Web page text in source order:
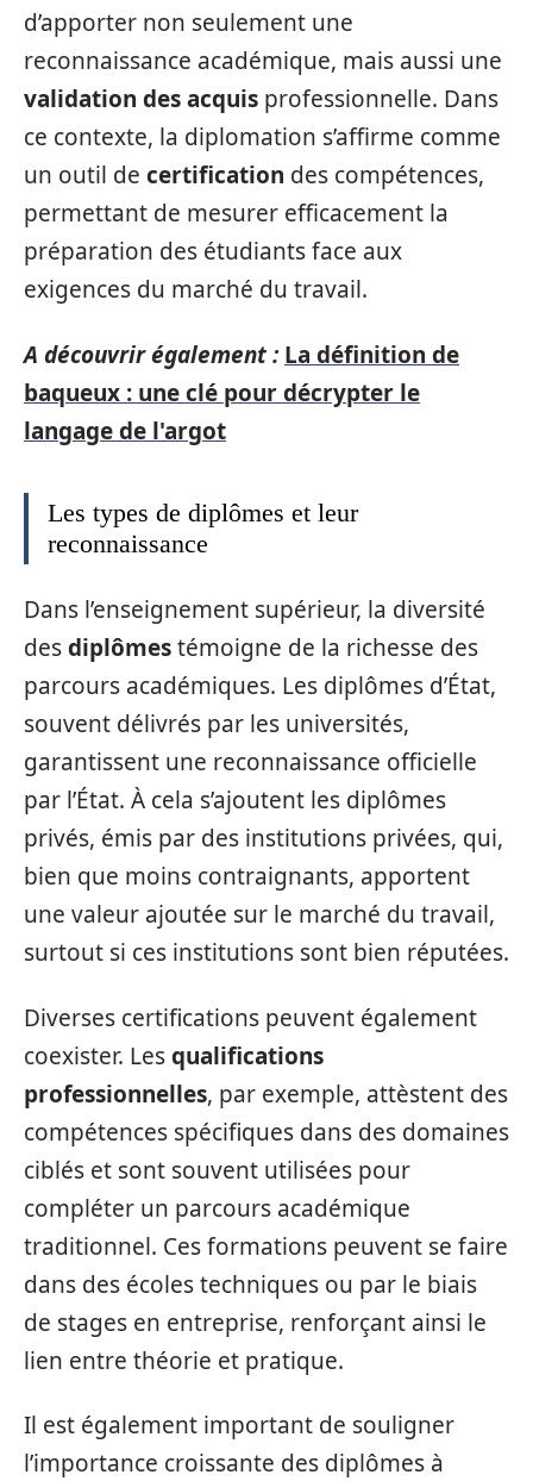
d’apporter non seulement une
reconnaissance académique, mais aussi une
validation des acquis professionnelle. Dans
ce contexte, la diplomation s’affirme comme
un outil de certification des compétences,
permettant de mesurer efficacement la
préparation des étudiants face aux
exigences du marché du travail.
A découvrir également : La définition de
baqueux : une clé pour décrypter le
langage de l'argot
Les types de diplômes et leur
reconnaissance
Dans l’enseignement supérieur, la diversité
desdiplômestémoigne de la richesse des
parcours académiques. Les diplômes d’État,
souvent délivrés par les universités,
garantissent une reconnaissance officielle
par l’État. À cela s’ajoutent les diplômes
privés, émis par des institutions privées, qui,
bien que moins contraignants, apportent
une valeur ajoutée sur le marché du travail,
surtout si ces institutions sont bien réputées.
Diverses certifications peuvent également
coexister. Lesqualifications
professionnelles, par exemple, attèstent des
compétences spécifiques dans des domaines
ciblés et sont souvent utilisées pour
compléter un parcours académique
traditionnel. Ces formations peuvent se faire
dans des écoles techniques ou par le biais
de stages en entreprise, renforçant ainsi le
lien entre théorie et pratique.
Il est également important de souligner
l’importance croissante des diplômes à